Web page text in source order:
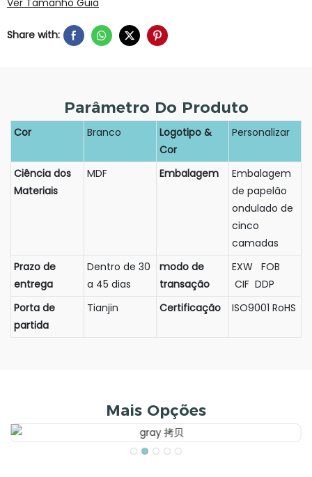
Share with:
Parâmetro Do Produto
Cor Branco
Logotipo &
Cor
Personalizar
Ciência dos
Materiais
MDF Embalagem
Embalagem
de papelão
ondulado de
cinco
camadas
Prazo de
entrega
Dentro de 30
a 45 dias
modo de
transação
EXW FOB
CIF DDP
Porta de
partida
Tianjin Certificação ISO9001 RoHS
Mais Opções